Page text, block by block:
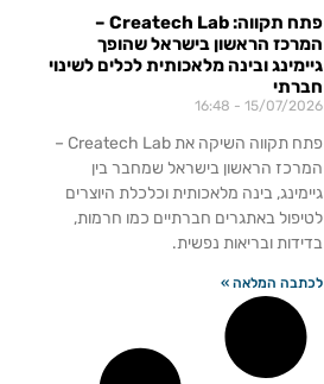
פתח תקווה: Createch Lab –
המרכז הראשון בישראל שהופך
גיימינג ובינה מלאכותית לכלים לשינוי
חברתי
15/07/2026
פתח תקווה השיקה את Createch Lab –
המרכז הראשון בישראל שמחבר בין
גיימינג, בינה מלאכותית וכלכלת היוצרים
לטיפול באתגרים חברתיים כמו חרמות,
בדידות ובריאות נפשית.
לכתבה המלאה »